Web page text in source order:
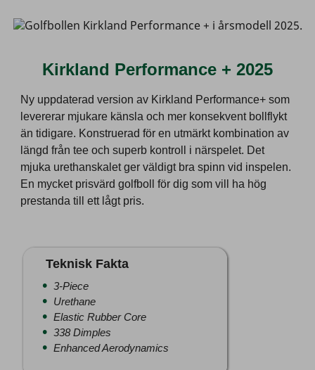
Kirkland Performance + 2025
Ny uppdaterad version av Kirkland Performance+ som
levererar mjukare känsla och mer konsekvent bollflykt
än tidigare. Konstruerad för en utmärkt kombination av
längd från tee och superb kontroll i närspelet. Det
mjuka urethanskalet ger väldigt bra spinn vid inspelen.
En mycket prisvärd golfboll för dig som vill ha hög
prestanda till ett lågt pris.
Teknisk Fakta
3-Piece
Urethane
Elastic Rubber Core
338 Dimples
Enhanced Aerodynamics